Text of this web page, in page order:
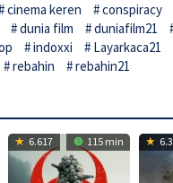
cinema keren
conspiracy
dunia film duniafilm21
indoxxi Layarkaca21
rebahin
rebahin21
6.617 115 min 6.3